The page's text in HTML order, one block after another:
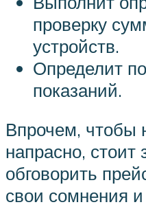
проверку
устройств.
Определит
показаний.
Впрочем, чтобы
напрасно, стоит
обговорить
свои сомнения